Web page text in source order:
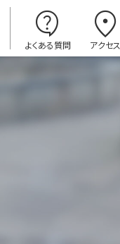
contact_support
よくある質問
location_on
アクセス